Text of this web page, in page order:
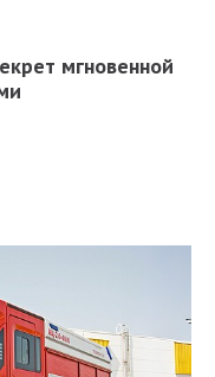
мгновенной